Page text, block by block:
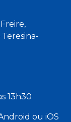
Teresina-
13h30
ou iOS